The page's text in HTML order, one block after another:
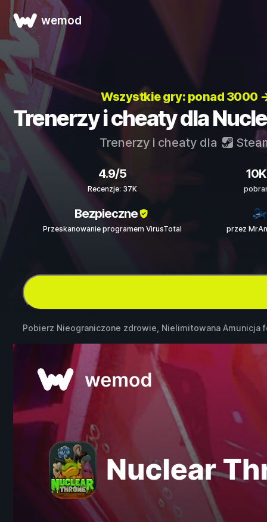
wemod
Wszystkie gry: ponad 3000
Trenerzy i cheaty dla
Trenerzy i cheaty dla
4.9/5
Recenzje: 37K
Bezpieczne
Przeskanowanie programem VirusTotal przez
Pobierz Nieograniczone zdrowie, Nielimitowana Amunicja